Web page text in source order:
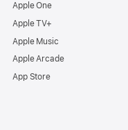
Apple One
Apple TV+
Apple Music
Apple Arcade
App Store